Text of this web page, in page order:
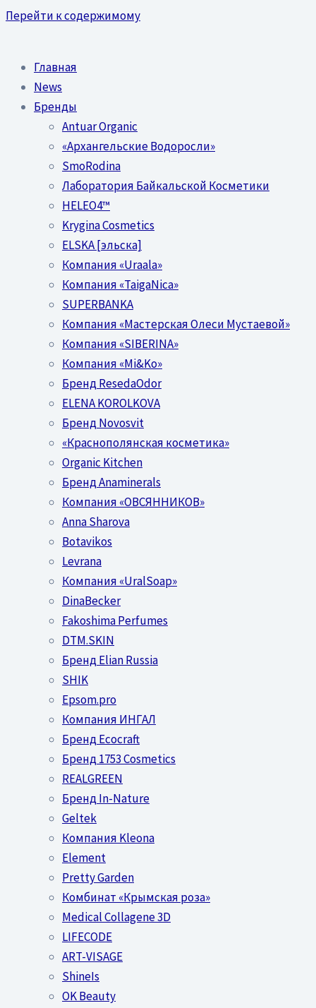
Перейти к содержимому
Главная
News
Бренды
Antuar Organic
«Архангельские Водоросли»
SmoRodina
Лаборатория Байкальской Косметики
HELEO4™
Krygina Cosmetics
ELSKA [эльска]
Компания «Uraala»
Компания «TaigaNica»
SUPERBANKA
Компания «Мастерская Олеси Мустаевой»
Компания «SIBERINA»
Компания «Mi&Ko»
Бренд ResedaOdor
ELENA KOROLKOVA
Бренд Novosvit
«Краснополянская косметика»
Organic Kitchen
Бренд Anaminerals
Компания «ОВСЯННИКОВ»
Anna Sharova
Botavikos
Levrana
Компания «UralSoap»
DinaBecker
Fakoshima Perfumes
DTM.SKIN
Бренд Elian Russia
SHIK
Epsom.pro
Компания ИНГАЛ
Бренд Ecocraft
Бренд 1753 Cosmetics
REALGREEN
Бренд In-Nature
Geltek
Компания Kleona
Element
Pretty Garden
Комбинат «Крымская роза»
Medical Collagene 3D
LIFECODE
ART-VISAGE
ShineIs
OK Beauty